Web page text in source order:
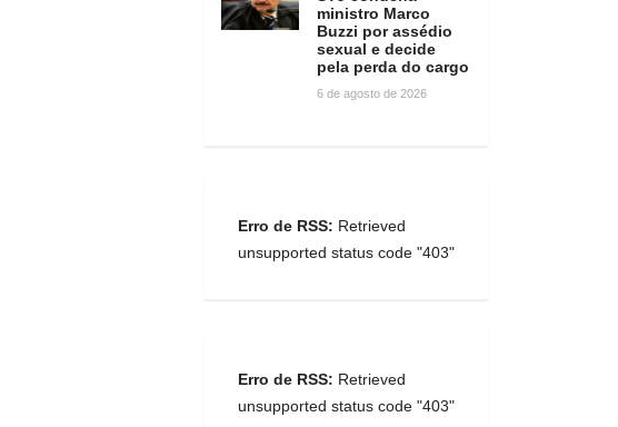
ministro Marco
Buzzi por assédio
sexual e decide
pela perda do cargo
6 de agosto de 2026
Erro de RSS: Retrieved
unsupported status code "403"
Erro de RSS: Retrieved
unsupported status code "403"